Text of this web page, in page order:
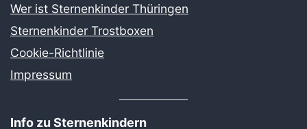
Wer ist Sternenkinder Thüringen
Sternenkinder Trostboxen
Cookie-Richtlinie
Impressum
Info zu Sternenkindern